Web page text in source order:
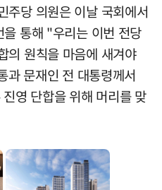
주당 의원은 이날 국회에서
통해 "우리는 이번 전당
의 원칙을 마음에 새겨야
문재인 전 대통령께서
영 단합을 위해 머리를 맞